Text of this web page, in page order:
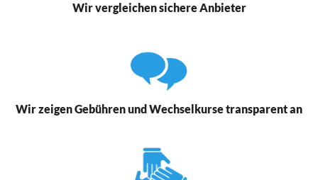
Wir vergleichen sichere Anbieter
Wir zeigen Gebühren und Wechselkurse transparent an